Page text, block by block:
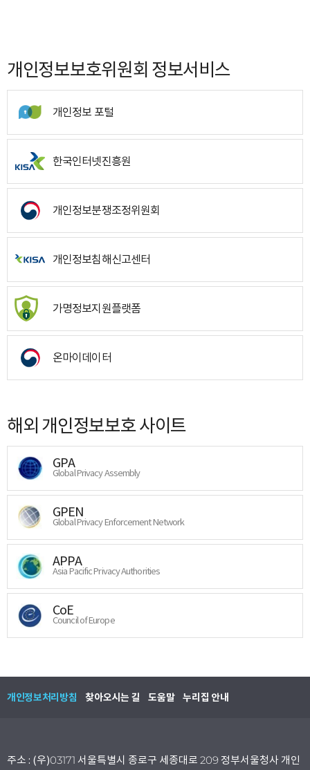
개인정보보호위원회 정보서비스
개인정보 포털
한국인터넷진흥원
개인정보분쟁조정위원회
개인정보침해신고센터
가명정보지원플랫폼
온마이데이터
해외 개인정보보호 사이트
GPA
Global Privacy Assembly
GPEN
Global Privacy Enforcement Network
APPA
Asia Pacific Privacy Authorities
CoE
Council of Europe
개인정보처리방침 찾아오시는 길 도움말 누리집 안내
주소 : (우)03171 서울특별시 종로구 세종대로 209 정부서울청사 개인